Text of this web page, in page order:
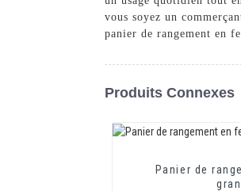
vous soyez un
panier de rangement en
Produits Connexes
Panier de